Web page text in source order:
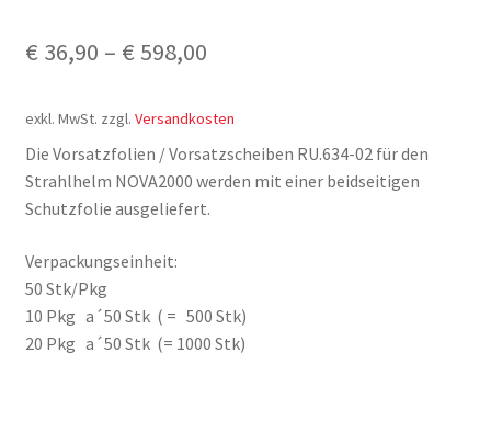
€ 36,90 – € 598,00
exkl. MwSt. zzgl. Versandkosten
Die Vorsatzfolien / Vorsatzscheiben RU.634-02 für den
Strahlhelm NOVA2000 werden mit einer beidseitigen
Schutzfolie ausgeliefert.
Verpackungseinheit:
50 Stk/Pkg
10 Pkg a´50 Stk ( = 500 Stk)
20 Pkg a´50 Stk (= 1000 Stk)